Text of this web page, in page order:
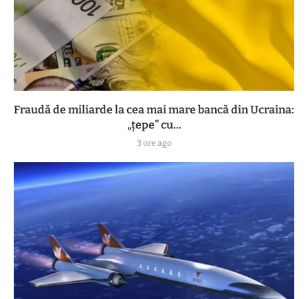
Fraudă de miliarde la cea mai mare bancă din Ucraina:
„țepe” cu...
3 ore ago